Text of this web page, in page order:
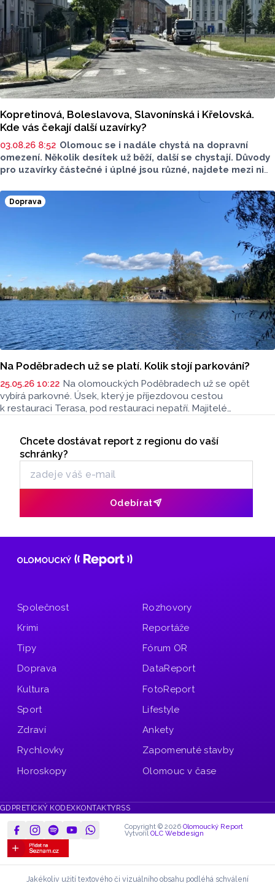
Kopretinová, Boleslavova, Slavonínská i Křelovská.
Kde vás čekají další uzavírky?
03.08.26 8:52 Olomouc se i nadále chystá na dopravní
omezení. Několik desítek už běží, další se chystají. Důvody
pro uzavírky částečné i úplné jsou různé, najdete mezi nimi
V některých případech jsou stanovené objízdné trasy.
Na která místa si dát pozor?
Doprava
Na Poděbradech už se platí. Kolik stojí parkování?
25.05.26 10:22 Na olomouckých Poděbradech už se opět
vybírá parkovné. Úsek, který je příjezdovou cestou
k restauraci Terasa, pod restauraci nepatří. Majitelé
Odběr newsletteru
Chcete dostávat report z regionu do vaší
schránky?
Odebírat
Společnost
Krimi
Tipy
Doprava
Kultura
Sport
Zdraví
Rychlovky
Horoskopy
Rozhovory
Reportáže
Fórum OR
DataReport
FotoReport
Lifestyle
Ankety
Zapomenuté stavby
Olomouc v čase
GDPR ETICKÝ KODEXKONTAKTYRSS
Copyright © 2026 Olomoucký Report
VytvořilOLC Webdesign
Jakékoliv užití textového či vizuálního obsahu podléhá schválení